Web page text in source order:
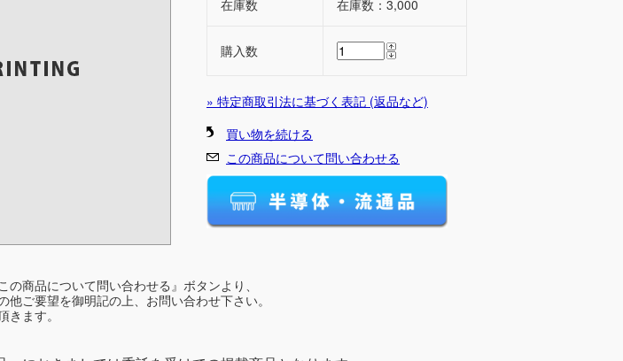
在庫数 在庫数：3,000
購入数
» 特定商取引法に基づく表記 (返品など)
買い物を続ける
この商品について問い合わせる
商品について問い合わせる』ボタンより、
他ご要望を御明記の上、お問い合わせ下さい。
ます。